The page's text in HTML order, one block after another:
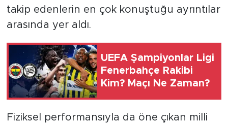
takip edenlerin en çok konuştuğu ayrıntılar
arasında yer aldı.
UEFA Şampiyonlar Ligi
Fenerbahçe Rakibi
Kim? Maçı Ne Zaman?
Fiziksel performansıyla da öne çıkan milli